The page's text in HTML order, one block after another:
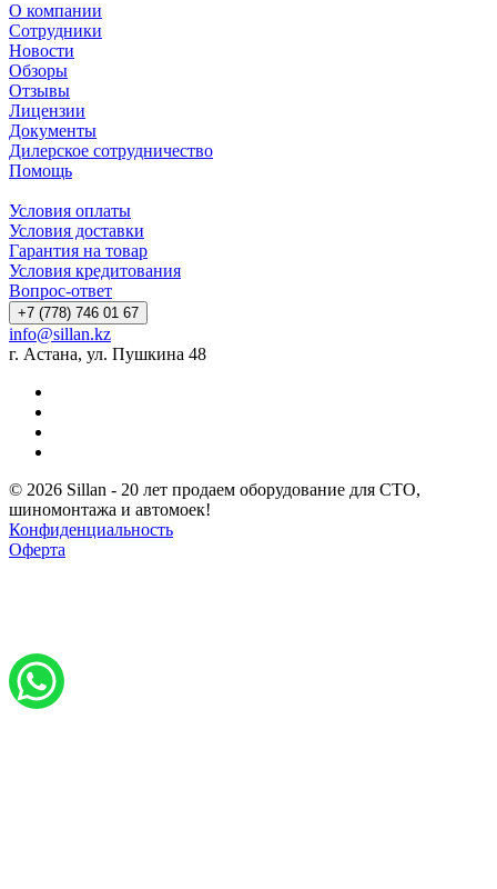
О компании
Сотрудники
Новости
Обзоры
Отзывы
Лицензии
Документы
Дилерское сотрудничество
Помощь
Условия оплаты
Условия доставки
Гарантия на товар
Условия кредитования
Вопрос-ответ
+7 (778) 746 01 67
info@sillan.kz
г. Астана, ул. Пушкина 48
© 2026 Sillan - 20 лет продаем оборудование для СТО,
шиномонтажа и автомоек!
Конфиденциальность
Оферта